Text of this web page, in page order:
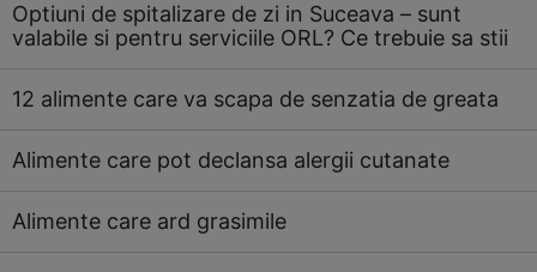
Optiuni de spitalizare de zi in Suceava – sunt
valabile si pentru serviciile ORL? Ce trebuie sa stii
12 alimente care va scapa de senzatia de greata
Alimente care pot declansa alergii cutanate
Alimente care ard grasimile